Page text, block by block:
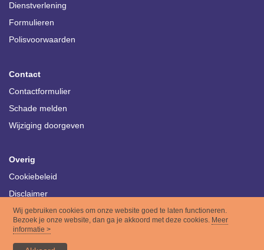
Wij gebruiken cookies om onze website goed te laten functioneren.
Bezoek je onze website, dan ga je akkoord met deze cookies. Meer
informatie >
Dienstverlening
Formulieren
Polisvoorwaarden
Contact
Contactformulier
Schade melden
Wijziging doorgeven
Overig
Cookiebeleid
Disclaimer
Privacy